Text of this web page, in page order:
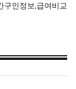
구인정보,급여비교